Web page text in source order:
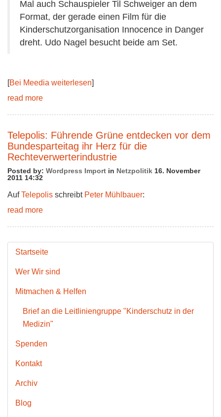
Mal auch Schauspieler Til Schweiger an dem
Format, der gerade einen Film für die
Kinderschutzorganisation Innocence in Danger
dreht. Udo Nagel besucht beide am Set.
[Bei Meedia weiterlesen]
read more
Telepolis: Führende Grüne entdecken vor dem
Bundesparteitag ihr Herz für die
Rechteverwerterindustrie
Posted by: Wordpress Import in Netzpolitik 16. November
2011 14:32
AufTelepolis schreibt Peter Mühlbauer:
read more
Startseite
Wer Wir sind
Mitmachen & Helfen
Brief an die Leitliniengruppe "Kinderschutz in der
Medizin"
Spenden
Kontakt
Archiv
Blog